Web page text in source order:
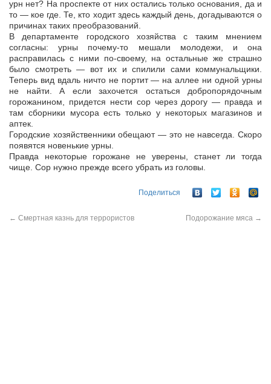
урн нет? На проспекте от них остались только основания, да и
то — кое где. Те, кто ходит здесь каждый день, догадываются о
причинах таких преобразований.
В департаменте городского хозяйства с таким мнением
согласны: урны почему-то мешали молодежи, и она
расправилась с ними по-своему, на остальные же страшно
было смотреть — вот их и спилили сами коммунальщики.
Теперь вид вдаль ничто не портит — на аллее ни одной урны
не найти. А если захочется остаться добропорядочным
горожанином, придется нести сор через дорогу — правда и
там сборники мусора есть только у некоторых магазинов и
аптек.
Городские хозяйственники обещают — это не навсегда. Скоро
появятся новенькие урны.
Правда некоторые горожане не уверены, станет ли тогда
чище. Сор нужно прежде всего убрать из головы.
Поделиться
← Смертная казнь для террористов Подорожание мяса →